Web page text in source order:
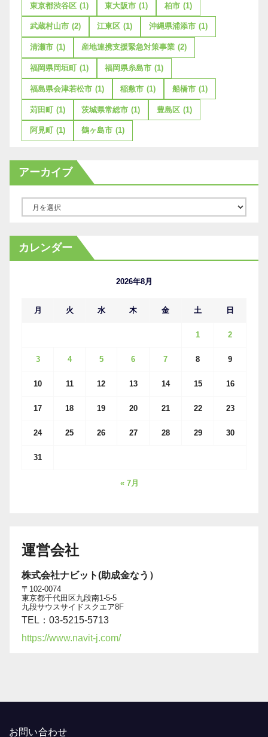
東京都渋谷区 (1) 東大阪市 (1) 柏市 (1)
武蔵村山市 (2) 江東区 (1) 沖縄県浦添市 (1)
清瀬市 (1) 産地連携支援緊急対策事業 (2)
福岡県岡垣町 (1) 福岡県糸島市 (1)
福島県会津若松市 (1) 稲敷市 (1) 船橋市 (1)
苅田町 (1) 茨城県常総市 (1) 豊島区 (1)
阿見町 (1) 鶴ヶ島市 (1)
アーカイブ
カ
イ
カレンダー
2026年8月
月 火 水 木 金 土 日
1 2
3 4 5 6 7 8 9
10 11 12 13 14 15 16
17 18 19 20 21 22 23
24 25 26 27 28 29 30
31
« 7月
運営会社
株式会社ナビット(助成金なう）
〒102-0074
東京都千代田区九段南1-5-5
九段サウスサイドスクエア8F
TEL：03-5215-5713
https://www.navit-j.com/
お問い合わせ